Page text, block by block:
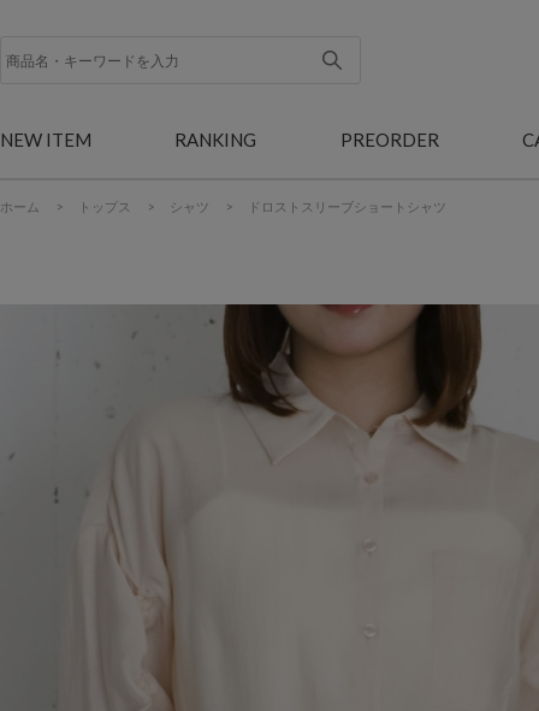
NEW ITEM RANKING PREORDER
ホーム > トップス > シャツ > ドロストスリーブショートシャツ